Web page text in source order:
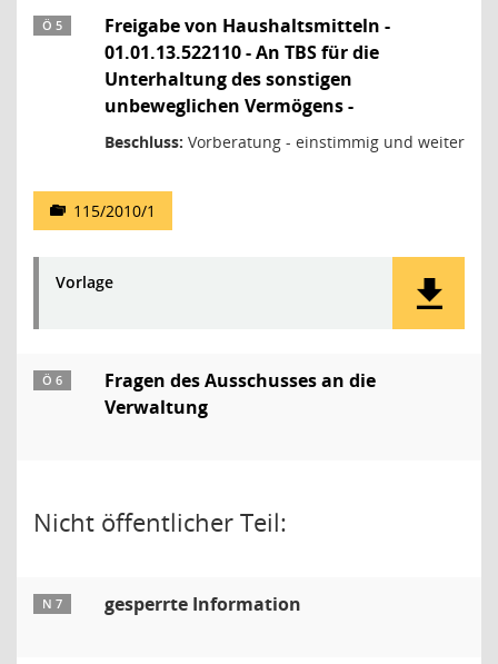
Ö 5
Freigabe von Haushaltsmitteln -
01.01.13.522110 - An TBS für die
Unterhaltung des sonstigen
unbeweglichen Vermögens -
Beschluss: Vorberatung - einstimmig und weiter
115/2010/1
Vorlage
Ö 6
Fragen des Ausschusses an die
Verwaltung
Nicht öffentlicher Teil:
N 7 gesperrte Information